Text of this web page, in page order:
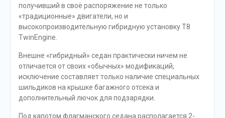
получивший в своё распоряжение не только
«традиционные» двигатели, но и
высокопроизводительную гибридную установку Т8
TwinEngine.
Внешне «гибридный» седан практически ничем не
отличается от своих «обычных» модификаций,
исключение составляет только наличие специальных
шильдиков на крышке багажного отсека и
дополнительный лючок для подзарядки.
Под капотом флагманского седана располагается 2-